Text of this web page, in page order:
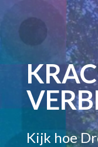
Kijk hoe